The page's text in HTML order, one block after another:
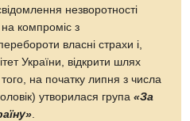
незворотності
компроміс з
власні страхи і,
України, відкрити шлях
на початку липня з числа
утворилася група «За